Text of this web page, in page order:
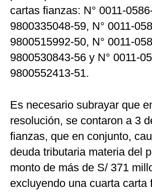
cartas fianzas: N° 0011-
9800335048-59, N° 0011-
9800515992-50, N° 0011-
9800530843-56 y N° 0011-
9800552413-51.
Es necesario subrayar que
resolución, se contaron a 3
fianzas, que en conjunto,
deuda tributaria materia del
monto de más de S/ 371
excluyendo una cuarta carta